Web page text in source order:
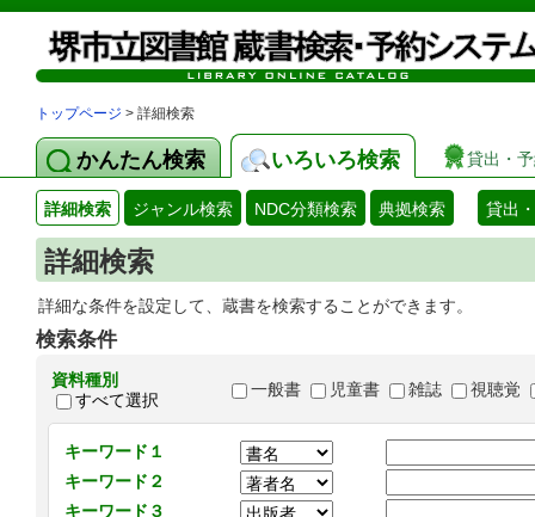
トップページ > 詳細検索
かんたん検索 いろいろ検索 貸出・
詳細検索 ジャンル検索 NDC分類検索 典拠検索 貸出
詳細検索
詳細な条件を設定して、蔵書を検索することができます。
検索条件
資料種別
すべて選択
一般書 児童書 雑誌 視聴覚
キーワード１
キーワード２
キーワード３